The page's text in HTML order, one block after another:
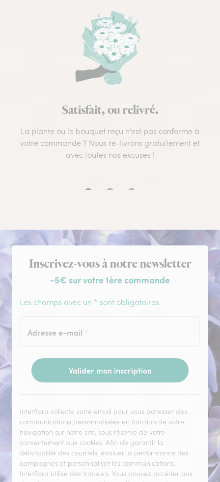
Satisfait, ou relivré.
La plante ou le bouquet reçu n'est pas conforme à
votre commande ? Nous re-livrons gratuitement et
avec toutes nos excuses !
Inscription à la newsletter
Inscrivez-vous à notre newsletter
-5€ sur votre 1ère commande
Les champs avec un * sont obligatoires.
Adresse e-mail *
Valider mon inscription
Interflora collecte votre email pour vous adresser des
communications personnalisées en fonction de votre
navigation sur notre site, sous réserve de votre
consentement aux cookies. Afin de garantir la
délivrabilité des courriels, évaluer la performance des
campagnes et personnaliser les communications,
Interflora utilise des traceurs. Vous pouvez accéder aux